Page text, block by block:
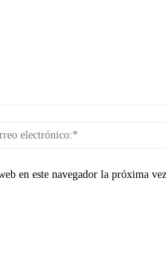
en este navegador la próxima